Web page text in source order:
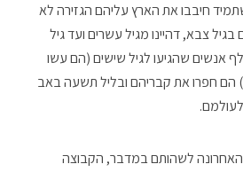
חיבבו את הארץ עליהם הגזירה לא
צבא, דהיינו מגיל עשרים ועד גיל
בכל שנה כ-15 אלף אנשים שהגיעו לגיל שישים (הם עשו
חפרו את קבריהם ובליל תשעה באב
לעולמם.
לשהותם במדבר, הקבוצה